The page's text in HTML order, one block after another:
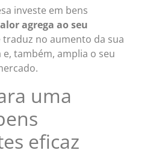
investe em bens
agrega ao seu
traduz no aumento da sua
também, amplia o seu
uma
eficaz